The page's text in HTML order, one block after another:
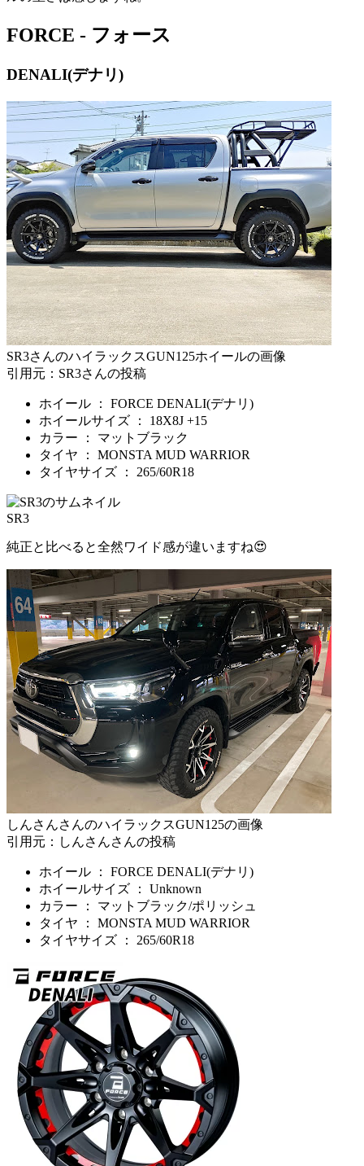
FORCE - フォース
DENALI(デナリ)
SR3さんのハイラックスGUN125ホイールの画像
引用元：SR3さんの投稿
ホイール ： FORCE DENALI(デナリ)
ホイールサイズ ： 18X8J +15
カラー ： マットブラック
タイヤ ： MONSTA MUD WARRIOR
タイヤサイズ ： 265/60R18
SR3
純正と比べると全然ワイド感が違いますね😍
しんさんさんのハイラックスGUN125の画像
引用元：しんさんさんの投稿
ホイール ： FORCE DENALI(デナリ)
ホイールサイズ ： Unknown
カラー ： マットブラック/ポリッシュ
タイヤ ： MONSTA MUD WARRIOR
タイヤサイズ ： 265/60R18